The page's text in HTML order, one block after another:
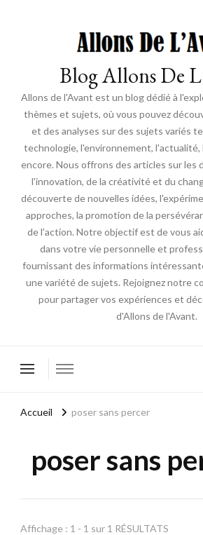
Blog Allons De
Allons de l'Avant est un blog dédié à
thèmes et sujets, où vous pouvez
et des analyses sur des sujets variés
technologie, l'environnement, l'actualité,
encore. Nous offrons des articles sur les
l'innovation, de la créativité et du
découverte de nouvelles idées,
approches, la promotion de la
de l'action. Notre objectif est de vous
dans votre vie personnelle et
fournissant des informations
une variété de sujets. Rejoignez notre
pour partager vos expériences et
d'Allons de l'Avant.
Accueil poser sans percer
poser sans
Affichage : 1 - 1 sur 1 RÉSULTATS